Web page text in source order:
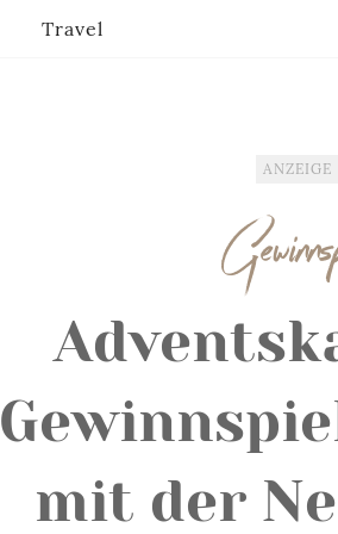
ANZEIGE
mit der
Travel